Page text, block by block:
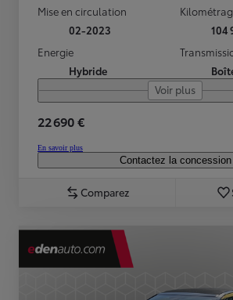
Mise en circulation
02-2023
104
Energie
Hybride
Voir plus
22 690 €
En savoir plus
Contactez la concession
Comparez